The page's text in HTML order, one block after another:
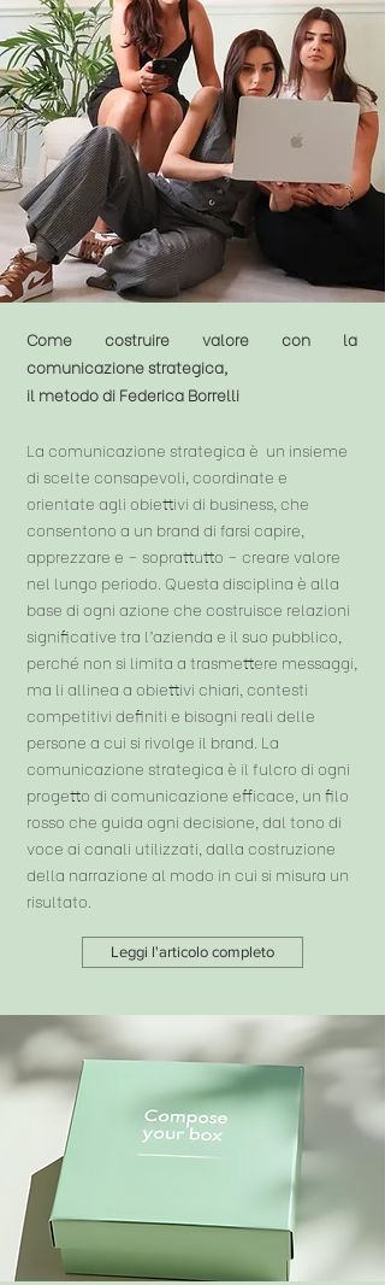
Come costruire valore con la
comunicazione strategica,
il metodo di Federica Borrelli
La comunicazione strategica è un insieme
di scelte consapevoli, coordinate e
orientate agli obiettivi di business, che
consentono a un brand di farsi capire,
apprezzare e – soprattutto – creare valore
nel lungo periodo. Questa disciplina è alla
base di ogni azione che costruisce relazioni
significative tra l’azienda e il suo pubblico,
perché non si limita a trasmettere messaggi,
ma li allinea a obiettivi chiari, contesti
competitivi definiti e bisogni reali delle
persone a cui si rivolge il brand. La
comunicazione strategica è il fulcro di ogni
progetto di comunicazione efficace, un filo
rosso che guida ogni decisione, dal tono di
voce ai canali utilizzati, dalla costruzione
della narrazione al modo in cui si misura un
risultato.
Leggi l'articolo completo